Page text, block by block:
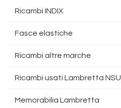
Ricambi INDIX
Fasce elastiche
Ricambi altre marche
Ricambi usati Lambretta NSU
Memorabilia Lambretta